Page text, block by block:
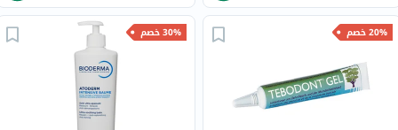
20% خصم 30% خصم